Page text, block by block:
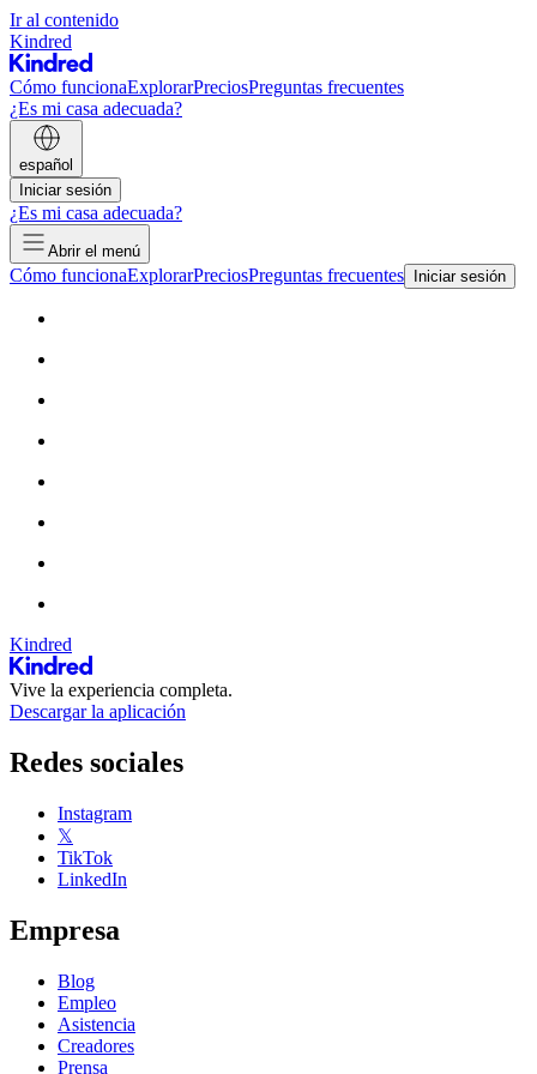
Ir al contenido
Kindred
Cómo funcionaExplorarPreciosPreguntas frecuentes
¿Es mi casa adecuada?
español
Iniciar sesión
¿Es mi casa adecuada?
Abrir el menú
Cómo funcionaExplorarPreciosPreguntas frecuentes Iniciar sesión
Kindred
Vive la experiencia completa.
Descargar la aplicación
Redes sociales
Instagram
𝕏
TikTok
LinkedIn
Empresa
Blog
Empleo
Asistencia
Creadores
Prensa